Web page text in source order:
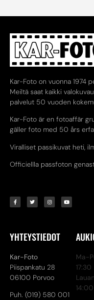
Kar-Foto on vuonna 1974
Meiltä saat kaikki
palvelut 50 vuoden
Kar-Foto är en fotoaffär
gäller foto med 50 års
Viralliset passikuvat heti,
Officiellla passfoton
YHTEYSTIEDOT
Kar-Foto
Piispankatu 28
06100 Porvoo
Puh. (019) 580 001
Ma-
17:30
14:00